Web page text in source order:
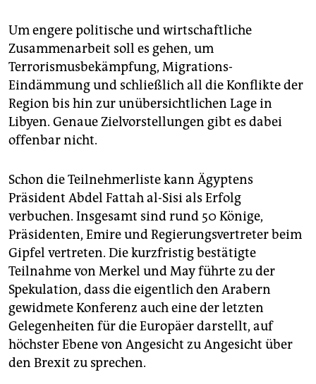
Um engere politische und wirtschaftliche
Zusammenarbeit soll es gehen, um
Terrorismusbekämpfung, Migrations-
Eindämmung und schließlich all die Konflikte der
Region bis hin zur unübersichtlichen Lage in
Libyen. Genaue Zielvorstellungen gibt es dabei
offenbar nicht.
Schon die Teilnehmerliste kann Ägyptens
Präsident Abdel Fattah al-Sisi als Erfolg
verbuchen. Insgesamt sind rund 50 Könige,
Präsidenten, Emire und Regierungsvertreter beim
Gipfel vertreten. Die kurzfristig bestätigte
Teilnahme von Merkel und May führte zu der
Spekulation, dass die eigentlich den Arabern
gewidmete Konferenz auch eine der letzten
Gelegenheiten für die Europäer darstellt, auf
höchster Ebene von Angesicht zu Angesicht über
den Brexit zu sprechen.